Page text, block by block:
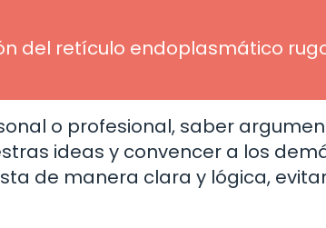
del retículo endoplasmático
o profesional, saber
ideas y convencer a los
de manera clara y lógica,